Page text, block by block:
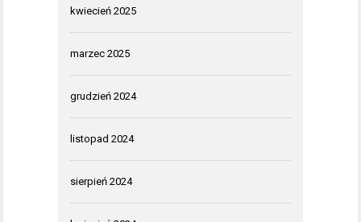
kwiecień 2025
marzec 2025
grudzień 2024
listopad 2024
sierpień 2024